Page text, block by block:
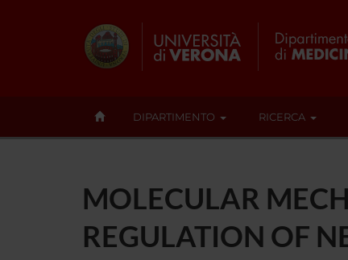
DIPARTIMENTO RICERCA
MOLECULAR
REGULATION OF